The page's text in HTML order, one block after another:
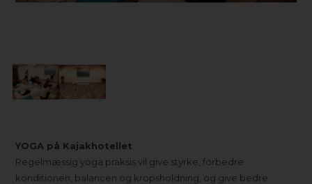
YOGA på Kajakhotellet
Regelmæssig yoga praksis vil give styrke, forbedre
konditionen, balancen og kropsholdning, og give bedre